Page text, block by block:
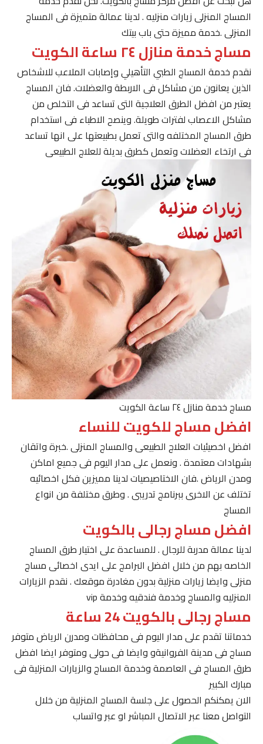
المساج المنزلى زيارات منزليه . لدينا عمالة متميزة فى المساج
المنزلى .خدمة مميزة حتى باب بيتك
مساج خدمة منازل ٢٤ ساعة الكويت
نقدم خدمة المساج الطبي التأهيلي وإصابات الملاعب للاشخاص
الذين يعانون من مشاكل فى الاربطة والعضلات. فان المساج
يعتبر من افضل الطرق العلاجية التى تساعد فى التخلص من
مشاكل الاعصاب لفترات طويلة. وينصح الاطباء فى استخدام
طرق المساج المختلفه والتى تعمل بطبيعتها على انها تساعد
فى ارتخاء العضلات وتعمل كطرق بديلة للعلاج الطبيعى
مساج خدمة منازل ٢٤ ساعة الكويت
افضل مساج للكويت للنساء
افضل اخصيئيات العلاج الطبيعى والمساج المنزلى .خبرة واتقان
بشهادات معتمدة . ونعمل على مدار اليوم فى جميع اماكن
ومدن الرياض .فان الاختاصيصيات لدينا مميزين فكل اخصائيه
تختلف عن الاخرى ببرنامج تدريبى . وطرق مختلفة من انواع
المساج
افضل مساج رجالى بالكويت
لدينا عمالة مدربة للرجال . للمساعدة على اختيار طرق المساج
الخاصه بهم من خلال افضل البرامج على ايدى اخصائى مساج
منزلى وايضا زيارات منزلية بدون مغادرة موقعك . نقدم الزيارات
المنزليه والمساج وخدمة فندقيه وخدمة vip
مساج رجالى بالكويت 24 ساعة
خدماتنا تقدم على مدار اليوم فى محافظات ومدرن الرياض متوفر
مساج فى مدينة الفروانيةو وايضا فى حولى ومتوفر ايضا افضل
طرق المساج فى العاصمة وخدمة المساج والزيارات المنزلية فى
مبارك الكبير
الان يمكنكم الحصول على جلسة المساج المنزلية من خلال
التواصل معنا عبر الاتصال المباشر او عبر واتساب